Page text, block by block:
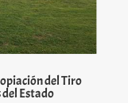
del Tiro
del Estado